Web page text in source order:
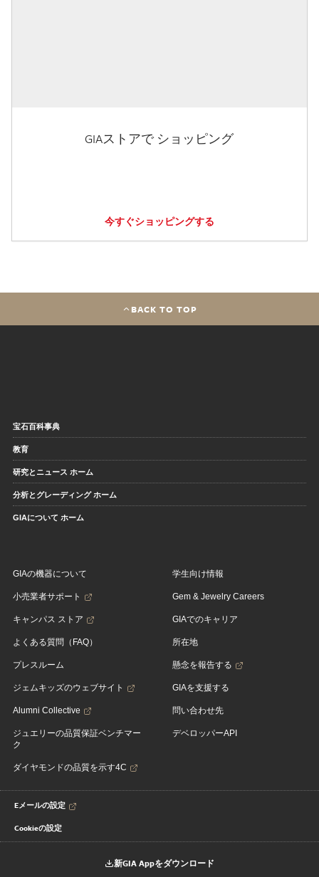
GIAストアで ショッピング
今すぐショッピングする
BACK TO TOP
宝石百科事典
教育
研究とニュース ホーム
分析とグレーディング ホーム
GIAについて ホーム
GIAの機器について
小売業者サポート
キャンパス ストア
よくある質問（FAQ）
プレスルーム
ジェムキッズのウェブサイト
Alumni Collective
ジュエリーの品質保証ベンチマー
ク
ダイヤモンドの品質を示す4C
学生向け情報
Gem & Jewelry Careers
GIAでのキャリア
所在地
懸念を報告する
GIAを支援する
問い合わせ先
デベロッパーAPI
Eメールの設定
Cookieの設定
新GIA Appをダウンロード